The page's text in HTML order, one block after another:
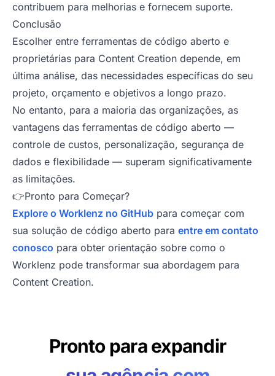
contribuem para melhorias e fornecem suporte.
Conclusão
Escolher entre ferramentas de código aberto e
proprietárias para Content Creation depende, em
última análise, das necessidades específicas do seu
projeto, orçamento e objetivos a longo prazo.
No entanto, para a maioria das organizações, as
vantagens das ferramentas de código aberto —
controle de custos, personalização, segurança de
dados e flexibilidade — superam significativamente
as limitações.
👉Pronto para Começar?
Explore o Worklenz no GitHub para começar com
sua solução de código aberto para entre em contato
conosco para obter orientação sobre como o
Worklenz pode transformar sua abordagem para
Content Creation.
Pronto para expandir